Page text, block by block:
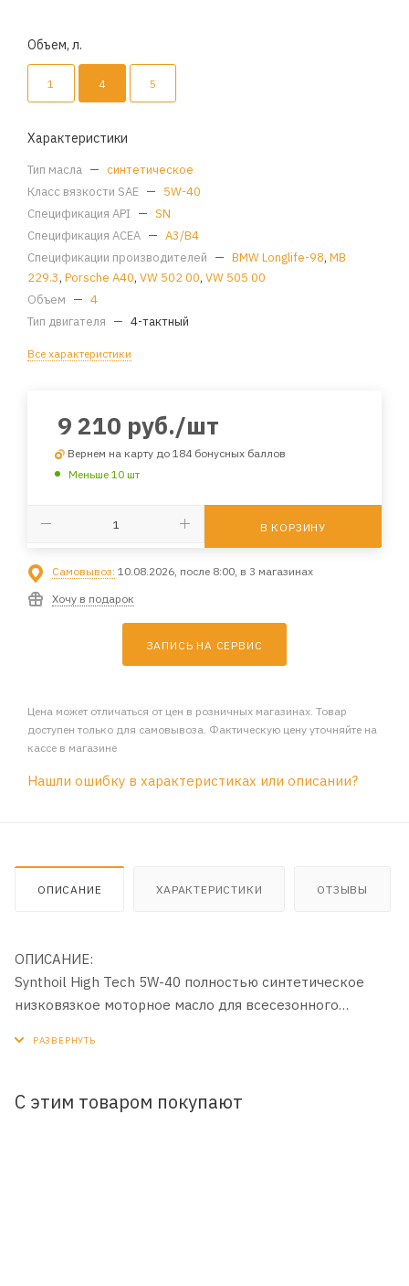
Объем, л.
1 4 5
Характеристики
Тип масла — синтетическое
Класс вязкости SAE — 5W-40
Спецификация API — SN
Спецификация ACEA — A3/B4
Спецификации производителей — BMW Longlife-98, MB
229.3, Porsche A40, VW 502 00, VW 505 00
Объем — 4
Тип двигателя — 4-тактный
Все характеристики
9 210 руб./шт
Вернем на карту до 184 бонусных баллов
Меньше 10 шт
В КОРЗИНУ
Самовывоз: 10.08.2026, после 8:00, в 3 магазинах
Хочу в подарок
ЗАПИСЬ НА СЕРВИС
Цена может отличаться от цен в розничных магазинах. Товар
доступен только для самовывоза. Фактическую цену уточняйте на
кассе в магазине
Нашли ошибку в характеристиках или описании?
ОПИСАНИЕ ХАРАКТЕРИСТИКИ ОТЗЫВЫ
ОПИСАНИЕ:
Synthoil High Tech 5W-40 полностью синтетическое
низковязкое моторное масло для всесезонного
соответствует требованиям современных концепций
С этим товаром покупают